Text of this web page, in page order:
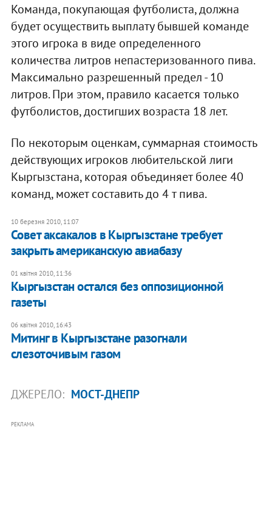
Команда, покупающая футболиста, должна
будет осуществить выплату бывшей команде
этого игрока в виде определенного
количества литров непастеризованного пива.
Максимально разрешенный предел - 10
литров. При этом, правило касается только
футболистов, достигших возраста 18 лет.
По некоторым оценкам, суммарная стоимость
действующих игроков любительской лиги
Кыргызстана, которая объединяет более 40
команд, может составить до 4 т пива.
10 березня 2010, 11:07
Совет аксакалов в Кыргызстане требует
закрыть американскую авиабазу
01 квітня 2010, 11:36
Кыргызстан остался без оппозиционной
газеты
06 квітня 2010, 16:43
Митинг в Кыргызстане разогнали
слезоточивым газом
ДЖЕРЕЛО: МОСТ-ДНЕПР
РЕКЛАМА